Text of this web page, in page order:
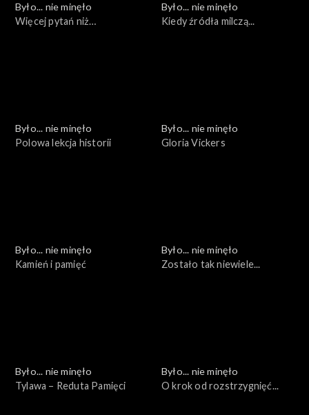
Było... nie minęło
Więcej pytań niż
Było... nie minęło
Kiedy źródła milczą...
Było... nie minęło
Polowa lekcja historii
Było... nie minęło
Gloria Vickers
Było... nie minęło
Kamień i pamięć
Było... nie minęło
Zostało tak niewiele...
Było... nie minęło
Tylawa – Reduta Pamięci
Było... nie minęło
O krok od rozstrzygnięć...